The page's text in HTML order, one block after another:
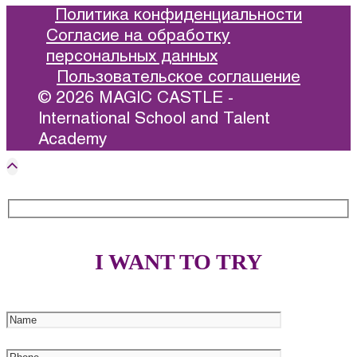
Политика конфиденциальности
Согласие на обработку
персональных данных
Пользовательское соглашение
© 2026 MAGIC CASTLE -
International School and Talent
Academy
I WANT TO TRY